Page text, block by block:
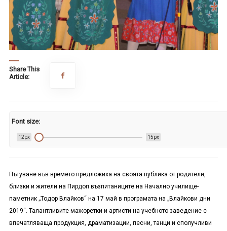
Share This
Article:
Font size:
12px 15px
Пътуване във времето предложиха на своята публика от родители,
близки и жители на Пирдоп възпитаниците на Начално училище-
паметник „Тодор Влайков“ на 17 май в програмата на „Влайкови дни
2019“. Талантливите мажоретки и артисти на учебното заведение с
впечатляваща продукция, драматизации, песни, танци и сполучливи